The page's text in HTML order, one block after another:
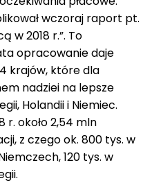
wczoraj raport pt.
w 2018 r.”. To
opracowanie daje
krajów, które dla
nadziei na lepsze
Holandii i Niemiec.
r. około 2,54 mln
z czego ok. 800 tys. w
120 tys. w